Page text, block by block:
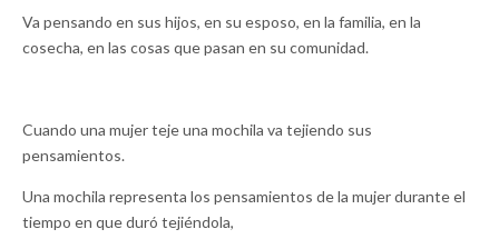
Va pensando en sus hijos, en su esposo, en la familia, en la
cosecha, en las cosas que pasan en su comunidad.
Cuando una mujer teje una mochila va tejiendo sus
pensamientos.
Una mochila representa los pensamientos de la mujer durante el
tiempo en que duró tejiéndola,